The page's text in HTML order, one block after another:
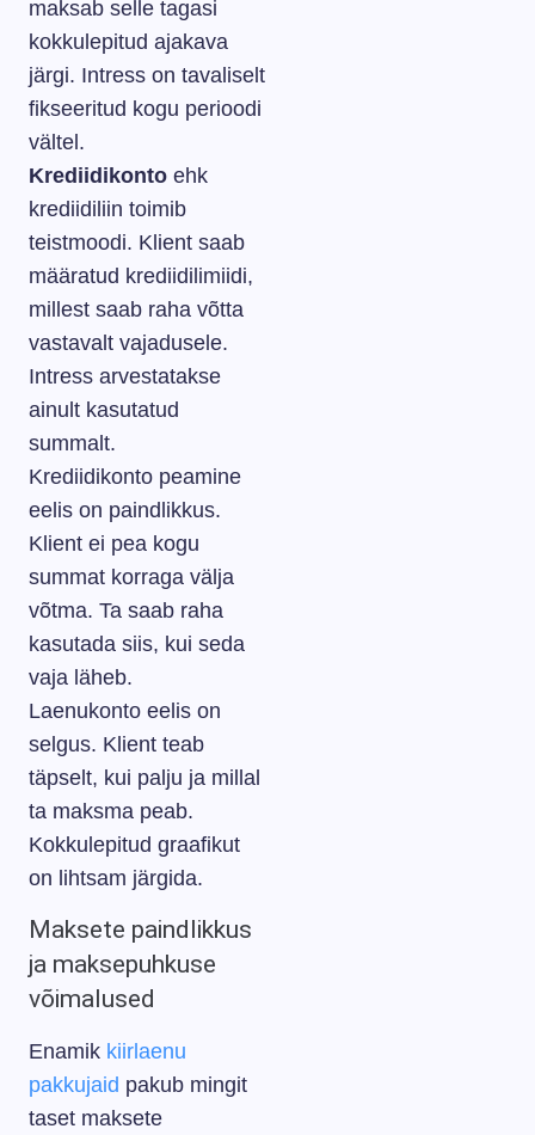
maksab selle tagasi
kokkulepitud ajakava
järgi. Intress on tavaliselt
fikseeritud kogu perioodi
vältel.
Krediidikonto ehk
krediidiliin toimib
teistmoodi. Klient saab
määratud krediidilimiidi,
millest saab raha võtta
vastavalt vajadusele.
Intress arvestatakse
ainult kasutatud
summalt.
Krediidikonto peamine
eelis on paindlikkus.
Klient ei pea kogu
summat korraga välja
võtma. Ta saab raha
kasutada siis, kui seda
vaja läheb.
Laenukonto eelis on
selgus. Klient teab
täpselt, kui palju ja millal
ta maksma peab.
Kokkulepitud graafikut
on lihtsam järgida.
Maksete paindlikkus
ja maksepuhkuse
võimalused
Enamik kiirlaenu
pakkujaid pakub mingit
taset maksete